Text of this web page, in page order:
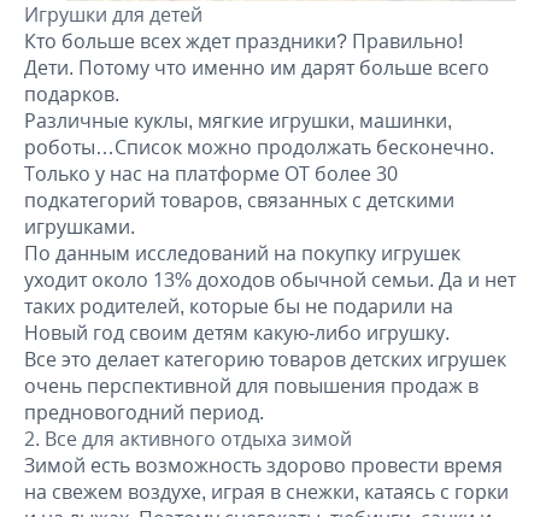
Игрушки для детей
Кто больше всех ждет праздники? Правильно!
Дети. Потому что именно им дарят больше всего
подарков.
Различные куклы, мягкие игрушки, машинки,
роботы…Список можно продолжать бесконечно.
Только у нас на платформе ОТ более 30
подкатегорий товаров, связанных с детскими
игрушками.
По данным исследований на покупку игрушек
уходит около 13% доходов обычной семьи. Да и нет
таких родителей, которые бы не подарили на
Новый год своим детям какую-либо игрушку.
Все это делает категорию товаров детских игрушек
очень перспективной для повышения продаж в
предновогодний период.
Все для активного отдыха зимой
Зимой есть возможность здорово провести время
на свежем воздухе, играя в снежки, катаясь с горки